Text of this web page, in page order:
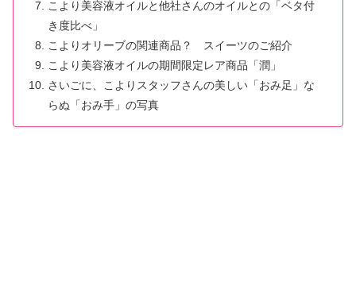
こより美容液オイルと他社さんのオイルとの「ベタ付
き度比べ」
こよりオリーブの関連商品？ スイーツのご紹介
こより美容液オイルの期間限定レア商品「潤」
さいごに、こよりスタッフさんの美しい「おみ足」な
らぬ「おみ手」の写真